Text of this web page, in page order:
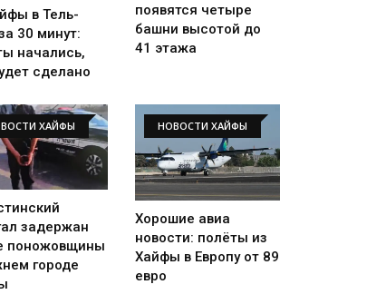
в Тель-
30 минут:
начались,
сделано
появятся четыре
башни высотой до
41 этажа
ХАЙФЫ
задержан
поножовщины
городе
НОВОСТИ ХАЙФЫ
Хорошие авиа
новости: полёты из
Хайфы в Европу от 89
евро